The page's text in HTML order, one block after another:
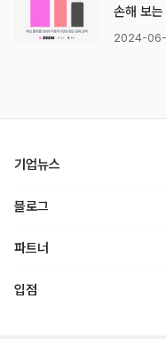
손해 보
2024-
기업뉴스
블로그
파트너
입점